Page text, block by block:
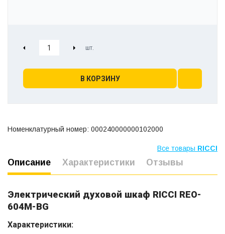
В КОРЗИНУ
Номенклатурный номер: 000240000000102000
Все товары RICCI
Описание Характеристики Отзывы
Электрический духовой шкаф RICCI REO-
604М-BG
Характеристики: